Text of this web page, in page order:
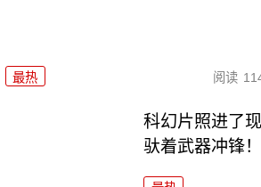
最热 阅读
科幻片照进了
驮着武器冲锋！